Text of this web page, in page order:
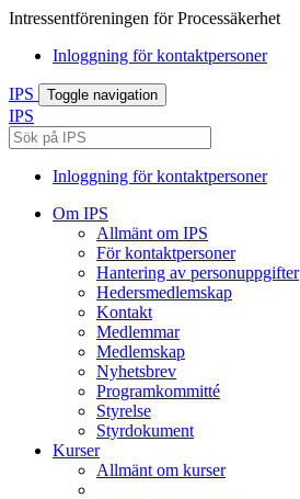
Intressentföreningen för Processäkerhet
Inloggning för kontaktpersoner
IPS Toggle navigation
IPS
Inloggning för kontaktpersoner
Om IPS
Allmänt om IPS
För kontaktpersoner
Hantering av personuppgifter
Hedersmedlemskap
Kontakt
Medlemmar
Medlemskap
Nyhetsbrev
Programkommitté
Styrelse
Styrdokument
Kurser
Allmänt om kurser